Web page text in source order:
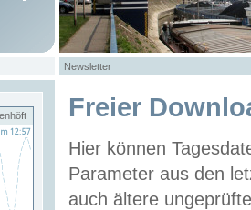
Newsletter
Freier
Hier können
Parameter aus den
auch ältere